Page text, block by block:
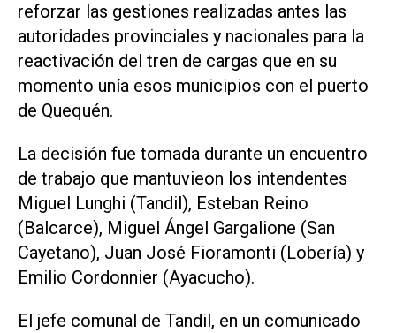
reforzar las gestiones realizadas antes las
autoridades provinciales y nacionales para la
reactivación del tren de cargas que en su
momento unía esos municipios con el puerto
de Quequén.
La decisión fue tomada durante un encuentro
de trabajo que mantuvieon los intendentes
Miguel Lunghi (Tandil), Esteban Reino
(Balcarce), Miguel Ángel Gargalione (San
Cayetano), Juan José Fioramonti (Lobería) y
Emilio Cordonnier (Ayacucho).
El jefe comunal de Tandil, en un comunicado